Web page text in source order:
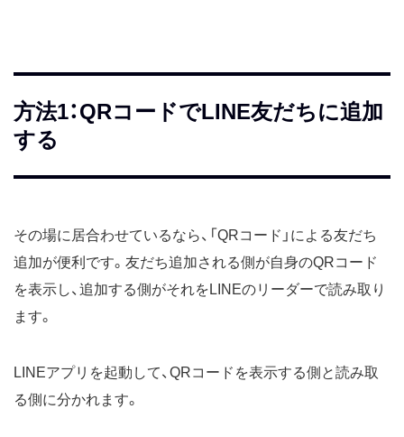
方法1：QRコードでLINE友だちに追加
する
その場に居合わせているなら、「QRコード」による友だち
追加が便利です。友だち追加される側が自身のQRコード
を表示し、追加する側がそれをLINEのリーダーで読み取り
ます。
LINEアプリを起動して、QRコードを表示する側と読み取
る側に分かれます。